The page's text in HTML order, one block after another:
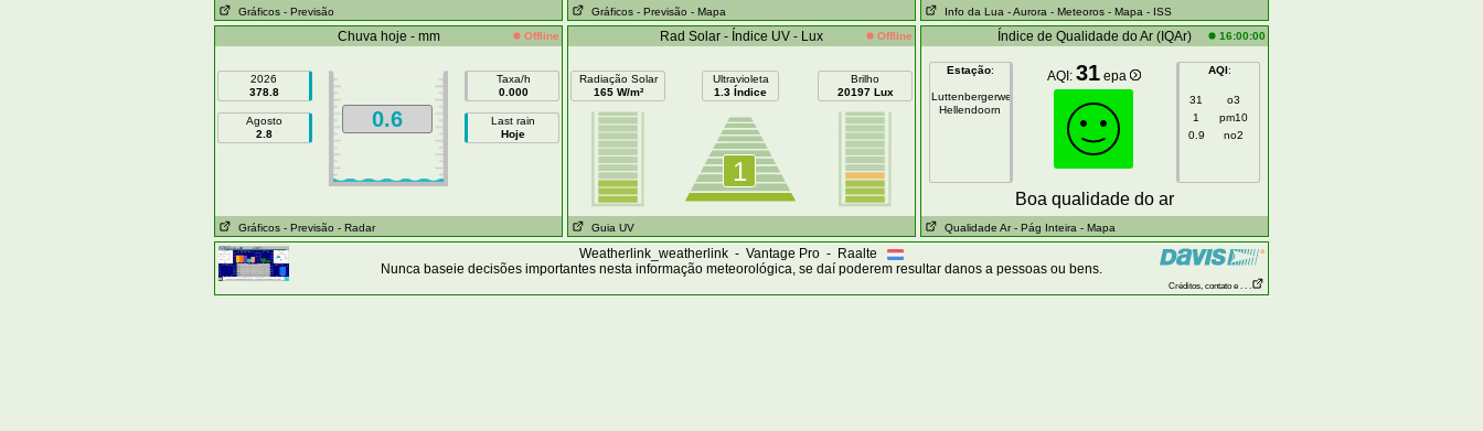
Gráficos - Previsão Gráficos - Previsão - Mapa Info da Lua - Aurora - Meteoros - Mapa - ISS
Chuva hoje - mm Offline
2026
378.8
Agosto
2.8
0.6
Taxa/h
0.000
Last rain
Hoje
Gráficos - Previsão - Radar
Rad Solar - Índice UV - Lux Offline
Radiação Solar
165 W/m²
Ultravioleta
1.3 Índice
1
Brilho
20197 Lux
Guia UV
Índice de Qualidade do Ar (IQAr) 16:00:00
Estação:
Luttenbergerweg
Hellendoorn
AQI: 31 epa AQI:
31
o3
1
pm10
0.9
no2
Boa qualidade do ar
Qualidade Ar - Pág Inteira - Mapa
Weatherlink_weatherlink - Vantage Pro - Raalte
Nunca baseie decisões importantes nesta informação meteorológica, se daí poderem resultar danos a pessoas ou bens.
Créditos, contato e . . .